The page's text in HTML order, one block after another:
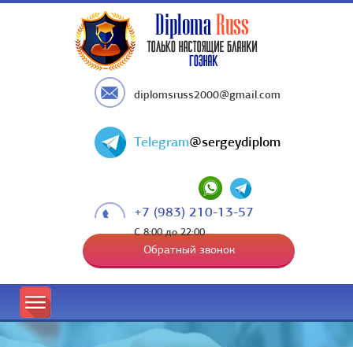
diplomsruss2000@gmail.com
Telegram@sergeydiplom
+7 (983) 210-13-57
С 8:00 до 22:00
Обратный звонок